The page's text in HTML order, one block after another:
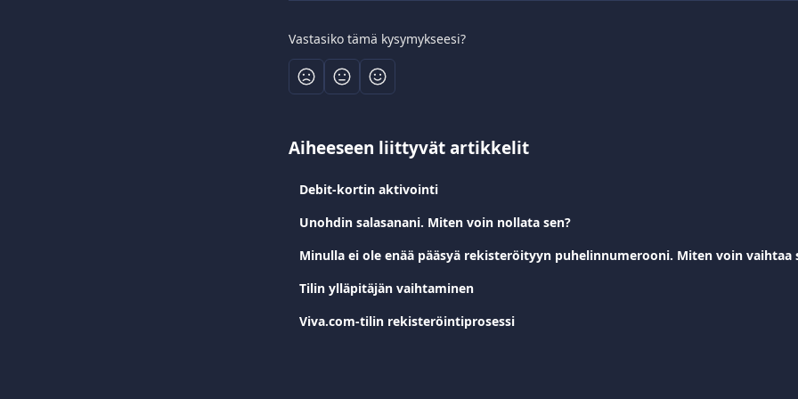
Vastasiko tämä kysymykseesi?
Aiheeseen liittyvät artikkelit
Debit-kortin aktivointi
Unohdin salasanani. Miten voin nollata sen?
Minulla ei ole enää pääsyä rekisteröityyn puhelinnumerooni. Miten voin vaihtaa
Tilin ylläpitäjän vaihtaminen
Viva.com-tilin rekisteröintiprosessi